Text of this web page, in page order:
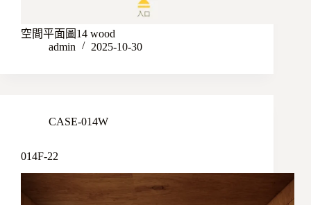
空間平面圖14 wood
admin
2025-10-30
CASE-014W
014F-22